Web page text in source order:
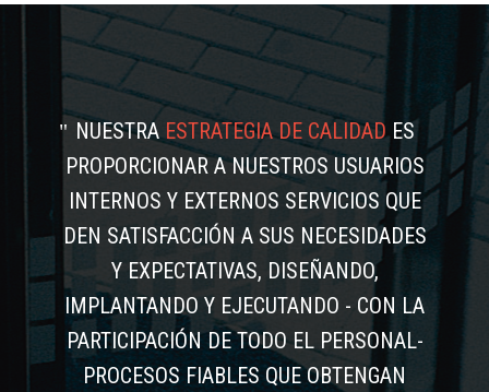
NUESTRAESTRATEGIA DE CALIDADES
PROPORCIONAR A NUESTROS USUARIOS
INTERNOS Y EXTERNOS SERVICIOS QUE
DEN SATISFACCIÓN A SUS NECESIDADES
Y EXPECTATIVAS, DISEÑANDO,
IMPLANTANDO Y EJECUTANDO - CON LA
PARTICIPACIÓN DE TODO EL PERSONAL-
PROCESOS FIABLES QUE OBTENGAN